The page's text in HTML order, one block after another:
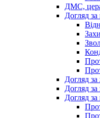
ДМС,
Догляд
Догляд
Догляд
Догляд